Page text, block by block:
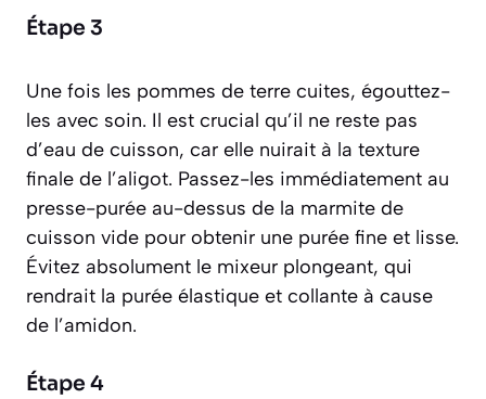
Étape 3
Une fois les pommes de terre cuites, égouttez-
les avec soin. Il est crucial qu’il ne reste pas
d’eau de cuisson, car elle nuirait à la texture
finale de l’aligot. Passez-les immédiatement au
presse-purée au-dessus de la marmite de
cuisson vide pour obtenir une purée fine et lisse.
Évitez absolument le mixeur plongeant, qui
rendrait la purée élastique et collante à cause
de l’amidon.
Étape 4